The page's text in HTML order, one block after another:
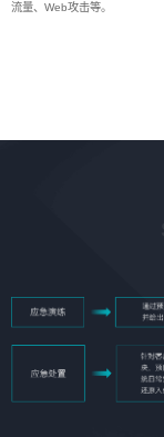
流量、Web攻击等。